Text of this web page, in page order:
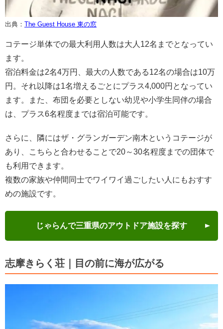
出典： The Guest House 東の窓
コテージ単体での最大利用人数は大人12名までとなってい
ます。
宿泊料金は2名4万円、最大の人数である12名の場合は10万
円。それ以降は1名増えるごとにプラス4,000円となってい
ます。また、布団を必要としない幼児や小学生同伴の場合
は、プラス6名程度までは宿泊可能です。
さらに、隣にはザ・グランガーデン南木というコテージが
あり、こちらと合わせることで20～30名程度までの団体で
も利用できます。
複数の家族や仲間同士でワイワイ過ごしたい人にもおすす
めの施設です。
じゃらんで三重県のアウトドア施設を探す
志摩きらく荘｜目の前に海が広がる